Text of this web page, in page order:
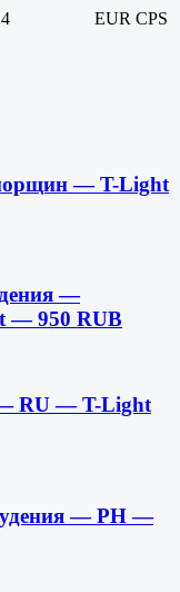
EUR CPS
— T-Light
—
— 950 RUB
RU — T-Light
— PH —